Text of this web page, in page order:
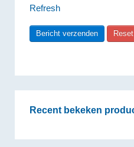
Refresh
Recent bekeken